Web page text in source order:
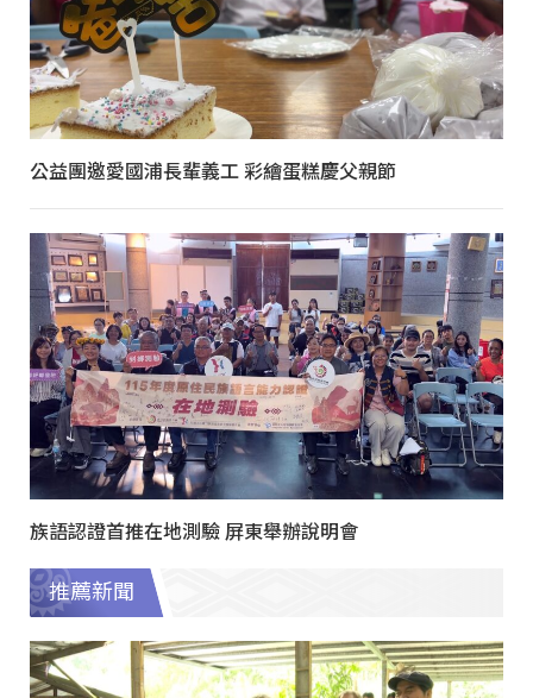
公益團邀愛國浦長輩義工 彩繪蛋糕慶父親節
族語認證首推在地測驗 屏東舉辦說明會
推薦新聞